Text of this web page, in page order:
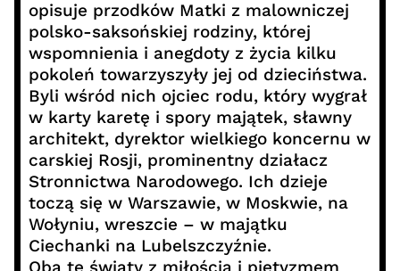
opisuje przodków Matki z malowniczej
polsko-saksońskiej rodziny, której
wspomnienia i anegdoty z życia kilku
pokoleń towarzyszyły jej od dzieciństwa.
Byli wśród nich ojciec rodu, który wygrał
w karty karetę i spory majątek, sławny
architekt, dyrektor wielkiego koncernu w
carskiej Rosji, prominentny działacz
Stronnictwa Narodowego. Ich dzieje
toczą się w Warszawie, w Moskwie, na
Wołyniu, wreszcie – w majątku
Ciechanki na Lubelszczyźnie.